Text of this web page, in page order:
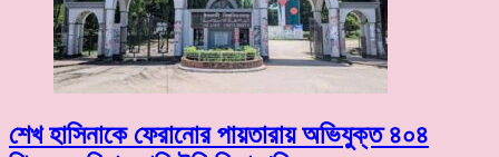
শেখ হাসিনাকে ফেরানোর পায়তারায় অভিযুক্ত ৪০৪